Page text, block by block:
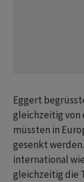
Eggert
gleichzeitig von
müssten in
gesenkt
international
gleichzeitig die